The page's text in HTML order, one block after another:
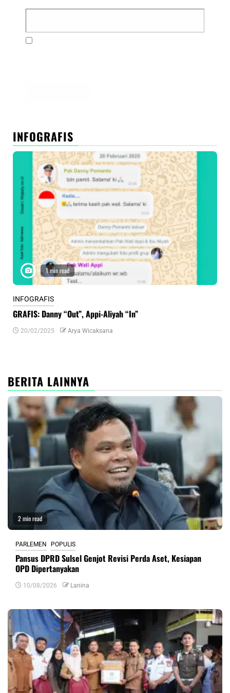
INFOGRAFIS
1 min read
INFOGRAFIS
GRAFIS: Danny “Out”, Appi-Aliyah “In”
20/02/2025 Arya Wicaksana
BERITA LAINNYA
2 min read
PARLEMEN POPULIS
Pansus DPRD Sulsel Genjot Revisi Perda Aset, Kesiapan
OPD Dipertanyakan
10/08/2026 Lanina